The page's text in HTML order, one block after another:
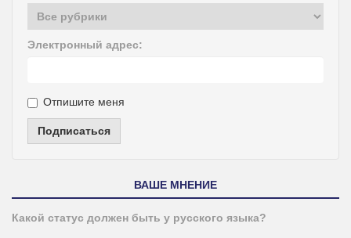
Электронный адрес:
Отпишите меня
Подписаться
ВАШЕ МНЕНИЕ
Какой статус должен быть у русского языка?